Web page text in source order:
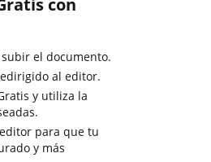
con
el documento.
al editor.
y utiliza la
para que tu
y más